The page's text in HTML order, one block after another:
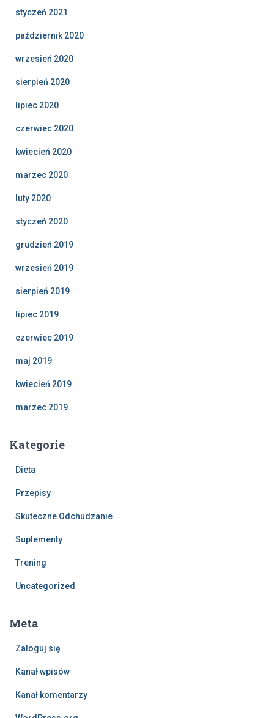
styczeń 2021
październik 2020
wrzesień 2020
sierpień 2020
lipiec 2020
czerwiec 2020
kwiecień 2020
marzec 2020
luty 2020
styczeń 2020
grudzień 2019
wrzesień 2019
sierpień 2019
lipiec 2019
czerwiec 2019
maj 2019
kwiecień 2019
marzec 2019
Kategorie
Dieta
Przepisy
Skuteczne Odchudzanie
Suplementy
Trening
Uncategorized
Meta
Zaloguj się
Kanał wpisów
Kanał komentarzy